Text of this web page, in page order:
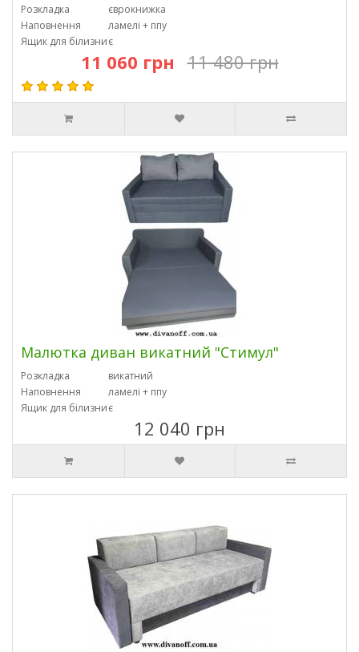
Розкладка
єврокнижка
Наповнення
ламелі + ппу
Ящик для білизниє
11 060 грн 11 480 грн
Малютка диван викатний "Стимул"
Розкладка
викатний
Наповнення
ламелі + ппу
Ящик для білизниє
12 040 грн